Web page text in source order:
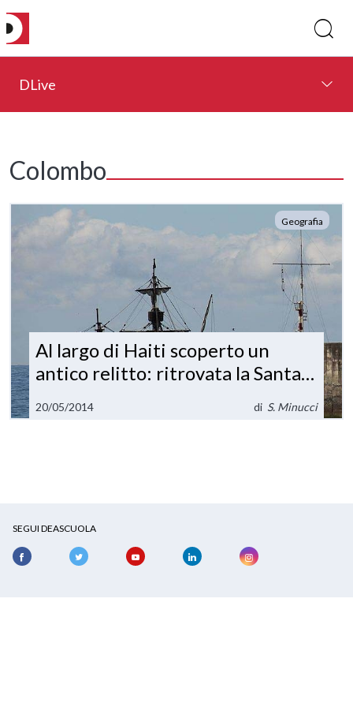
DLive
Colombo
Geografia
Al largo di Haiti scoperto un
antico relitto: ritrovata la Santa
20/05/2014 di S. Minucci
SEGUI DEASCUOLA